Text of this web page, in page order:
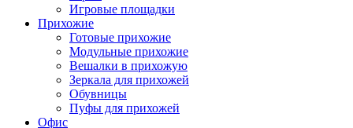
Игровые площадки
Прихожие
Готовые прихожие
Модульные прихожие
Вешалки в прихожую
Зеркала для прихожей
Обувницы
Пуфы для прихожей
Офис